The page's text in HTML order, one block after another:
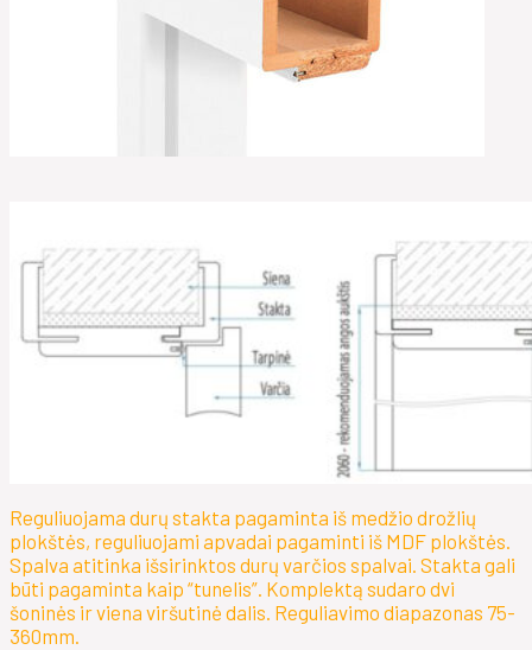
Reguliuojama durų stakta pagaminta iš medžio drožlių
plokštės, reguliuojami apvadai pagaminti iš MDF plokštės.
Spalva atitinka išsirinktos durų varčios spalvai. Stakta gali
būti pagaminta kaip “tunelis”. Komplektą sudaro dvi
šoninės ir viena viršutinė dalis. Reguliavimo diapazonas 75-
360mm.